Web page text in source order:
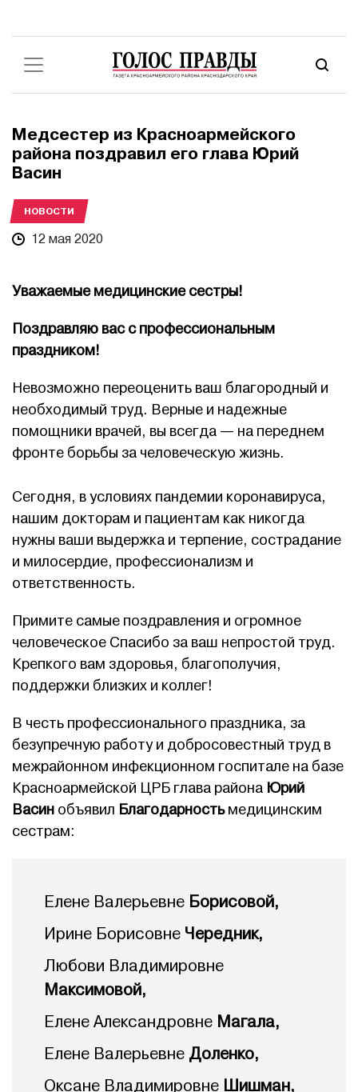
Медсестер из Красноармейского
района поздравил его глава Юрий
Васин
НОВОСТИ
12 мая 2020
Уважаемые медицинские сестры!
Поздравляю вас с профессиональным
праздником!
Невозможно переоценить ваш благородный и
необходимый труд. Верные и надежные
помощники врачей, вы всегда — на переднем
фронте борьбы за человеческую жизнь.
Сегодня, в условиях пандемии коронавируса,
нашим докторам и пациентам как никогда
нужны ваши выдержка и терпение, сострадание
и милосердие, профессионализм и
ответственность.
Примите самые поздравления и огромное
человеческое Спасибо за ваш непростой труд.
Крепкого вам здоровья, благополучия,
поддержки близких и коллег!
В честь профессионального праздника, за
безупречную работу и добросовестный труд в
межрайонном инфекционном госпитале на базе
Красноармейской ЦРБ глава района Юрий
Васин объявил Благодарностьмедицинским
сестрам:
Елене Валерьевне Борисовой,
Ирине Борисовне Чередник,
Любови Владимировне
Максимовой,
Елене Александровне Магала,
Елене Валерьевне Доленко,
Оксане Владимировне Шишман,